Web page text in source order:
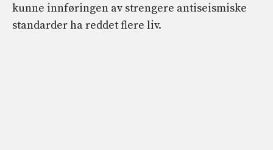
kunne innføringen av strengere antiseismiske
standarder ha reddet flere liv.